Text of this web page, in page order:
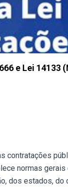
e Lei 14133
contratações
normas
dos estados,